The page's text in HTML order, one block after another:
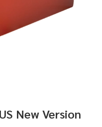
New Version